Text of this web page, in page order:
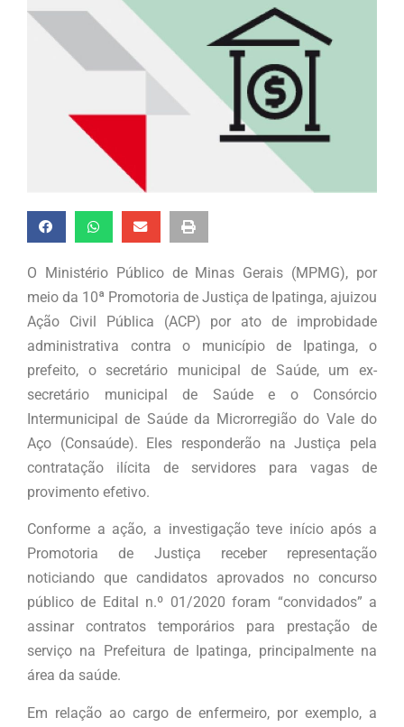
O Ministério Público de Minas Gerais (MPMG), por
meio da 10ª Promotoria de Justiça de Ipatinga, ajuizou
Ação Civil Pública (ACP) por ato de improbidade
administrativa contra o município de Ipatinga, o
prefeito, o secretário municipal de Saúde, um ex-
secretário municipal de Saúde e o Consórcio
Intermunicipal de Saúde da Microrregião do Vale do
Aço (Consaúde). Eles responderão na Justiça pela
contratação ilícita de servidores para vagas de
provimento efetivo.
Conforme a ação, a investigação teve início após a
Promotoria de Justiça receber representação
noticiando que candidatos aprovados no concurso
público de Edital n.º 01/2020 foram “convidados” a
assinar contratos temporários para prestação de
serviço na Prefeitura de Ipatinga, principalmente na
área da saúde.
Em relação ao cargo de enfermeiro, por exemplo, a